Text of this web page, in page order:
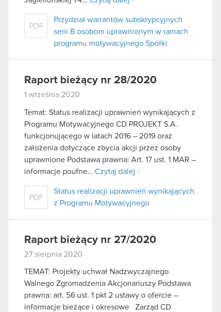
PDF
Przydział warrantów subskrypcyjnych
serii B osobom uprawnionym w ramach
programu motywacyjnego Spółki
Raport bieżący nr 28/2020
1 września 2020
Temat: Status realizacji uprawnień wynikających z
Programu Motywacyjnego CD PROJEKT S.A.
funkcjonującego w latach 2016 – 2019 oraz
założenia dotyczące zbycia akcji przez osoby
uprawnione Podstawa prawna: Art. 17 ust. 1 MAR –
informacje poufne… Czytaj dalej
PDF
Status realizacji uprawnień wynikających
z Programu Motywacyjnego
Raport bieżący nr 27/2020
27 sierpnia 2020
TEMAT: Projekty uchwał Nadzwyczajnego
Walnego Zgromadzenia Akcjonariuszy Podstawa
prawna: art. 56 ust. 1 pkt 2 ustawy o ofercie –
informacje bieżące i okresowe Zarząd CD